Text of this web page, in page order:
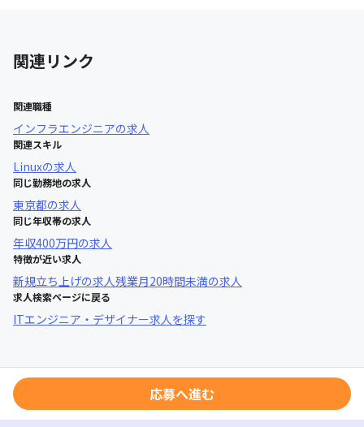
関連リンク
関連職種
インフラエンジニアの求人
関連スキル
Linuxの求人
同じ勤務地の求人
東京都の求人
同じ年収帯の求人
年収400万円の求人
特徴が近い求人
新規立ち上げの求人残業月20時間未満の求人
求人検索ページに戻る
ITエンジニア・デザイナー求人を探す
応募へ進む